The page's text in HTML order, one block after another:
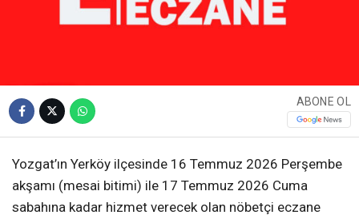
ABONE OL
Yozgat’ın Yerköy ilçesinde 16 Temmuz 2026 Perşembe
akşamı (mesai bitimi) ile 17 Temmuz 2026 Cuma
sabahına kadar hizmet verecek olan nöbetçi eczane